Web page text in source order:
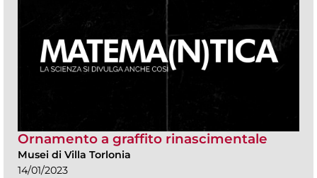
Ornamento a graffito rinascimentale
Musei di Villa Torlonia
14/01/2023